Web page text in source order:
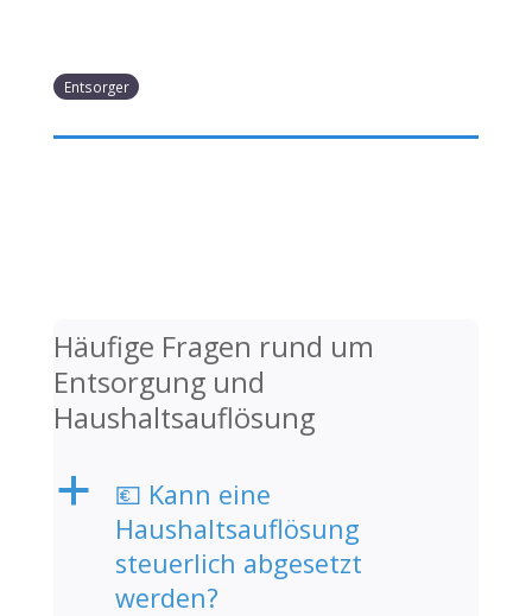
Entsorger
Häufige Fragen rund um
Entsorgung und
Haushaltsauflösung
a
💶 Kann eine
Haushaltsauflösung
steuerlich abgesetzt
werden?